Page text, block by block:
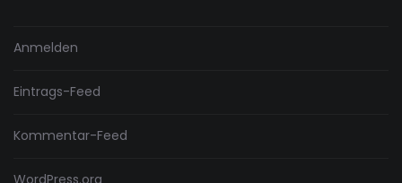
Anmelden
Eintrags-Feed
Kommentar-Feed
WordPress.org